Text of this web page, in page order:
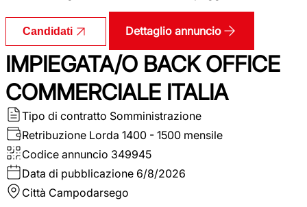
Candidati Dettaglio annuncio
IMPIEGATA/O BACK OFFICE
COMMERCIALE ITALIA
Tipo di contratto Somministrazione
Retribuzione Lorda 1400 - 1500 mensile
Codice annuncio 349945
Data di pubblicazione 6/8/2026
Città Campodarsego